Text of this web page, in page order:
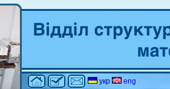
укр eng